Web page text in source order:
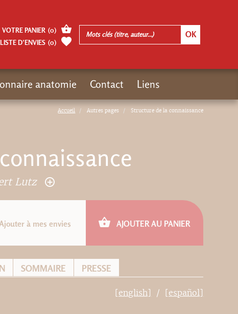
Accueil Autres pages Structure de la connaissance
Lutz
à mes envies AJOUTER AU PANIER
SOMMAIRE PRESSE
[english] [español]
VOTRE PANIER (0)
D’ENVIES (0)
anatomie Contact Liens